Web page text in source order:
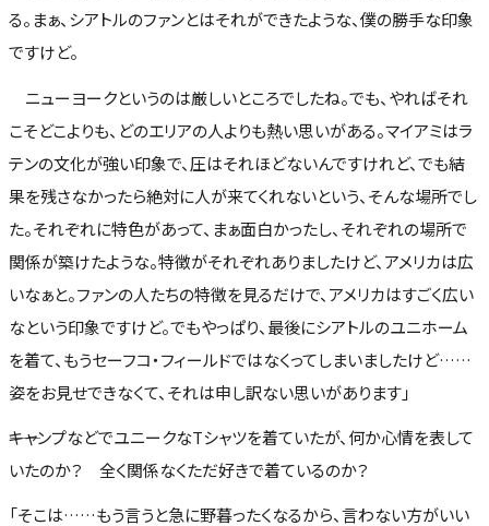
る。まぁ、シアトルのファンとはそれができたような、僕の勝手な印象
ですけど。
ニューヨークというのは厳しいところでしたね。でも、やればそれ
こそどこよりも、どのエリアの人よりも熱い思いがある。マイアミはラ
テンの文化が強い印象で、圧はそれほどないんですけれど、でも結
果を残さなかったら絶対に人が来てくれないという、そんな場所でし
た。それぞれに特色があって、まぁ面白かったし、それぞれの場所で
関係が築けたような。特徴がそれぞれありましたけど、アメリカは広
いなぁと。ファンの人たちの特徴を見るだけで、アメリカはすごく広い
なという印象ですけど。でもやっぱり、最後にシアトルのユニホーム
を着て、もうセーフコ・フィールドではなくってしまいましたけど……
姿をお見せできなくて、それは申し訳ない思いがあります」
――キャンプなどでユニークなTシャツを着ていたが、何か心情を表して
いたのか？ 全く関係なくただ好きで着ているのか？
「そこは……もう言うと急に野暮ったくなるから、言わない方がいい